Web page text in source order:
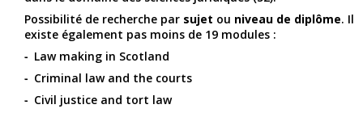
Possibilité de recherche par sujet ou niveau de diplôme. Il
existe également pas moins de 19 modules :
Law making in Scotland
Criminal law and the courts
Civil justice and tort law